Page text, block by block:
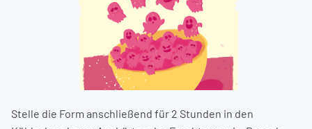
Stelle die Form anschließend für 2 Stunden in den